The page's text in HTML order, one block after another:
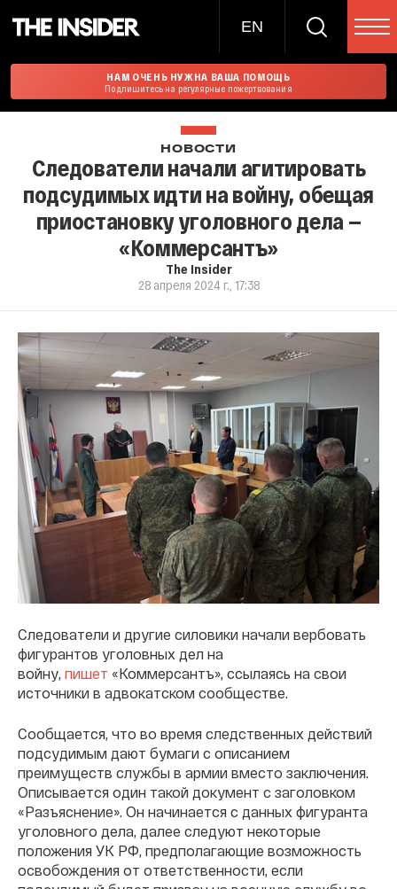
EN
НАМ ОЧЕНЬ НУЖНА ВАША ПОМОЩЬ
Подпишитесь на регулярные пожертвования
НОВОСТИ
Следователи начали агитировать
подсудимых идти на войну, обещая
приостановку уголовного дела —
«Коммерсантъ»
The Insider
28 апреля 2024 г., 17:38
Следователи и другие силовики начали вербовать
фигурантов уголовных дел на
войну, пишет «Коммерсантъ», ссылаясь на свои
источники в адвокатском сообществе.
Сообщается, что во время следственных действий
подсудимым дают бумаги с описанием
преимуществ службы в армии вместо заключения.
Описывается один такой документ с заголовком
«Разъяснение». Он начинается с данных фигуранта
уголовного дела, далее следуют некоторые
положения УК РФ, предполагающие возможность
освобождения от ответственности, если